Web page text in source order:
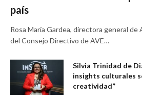
país
Rosa María Gardea, directora general de
del Consejo Directivo de AVE…
Silvia Trinidad de
insights culturales
creatividad”